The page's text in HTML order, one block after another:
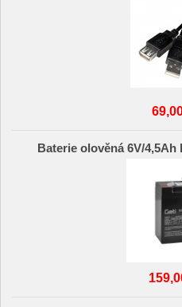
Baterie olověná 6V/